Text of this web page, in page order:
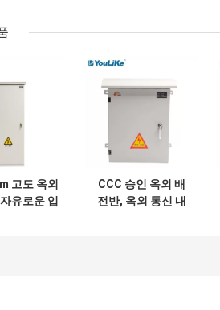
고도 옥외
유로운 입
CCC 승인 옥외 배
전반, 옥외 통신 내